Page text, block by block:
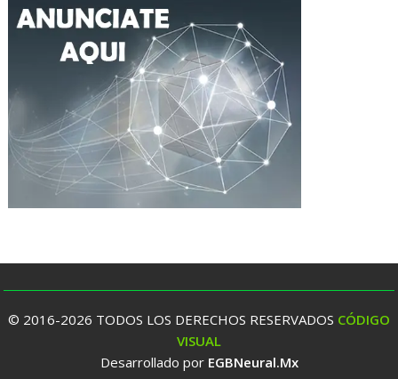
© 2016-2026 TODOS LOS DERECHOS RESERVADOS CÓDIGO
VISUAL
Desarrollado por EGBNeural.Mx